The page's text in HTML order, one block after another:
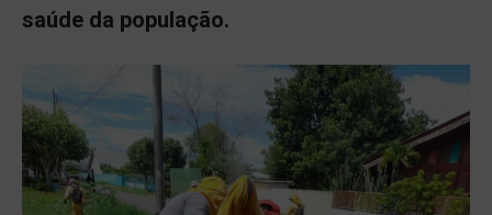
saúde da população.